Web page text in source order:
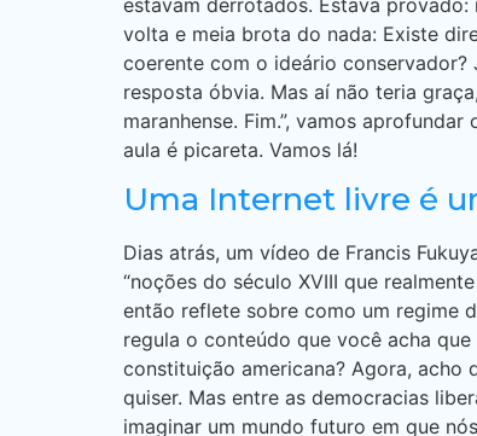
volta e meia brota do nada: Existe
coerente com o ideário conservador?
resposta óbvia. Mas aí não teria
maranhense. Fim.”, vamos
aula é picareta. Vamos lá!
Uma Internet livre é
Dias atrás, um vídeo de Francis
“noções do século XVIII que
então reflete sobre como um regime
regula o conteúdo que você acha
constituição americana? Agora, acho
quiser. Mas entre as democracias
imaginar um mundo futuro em que